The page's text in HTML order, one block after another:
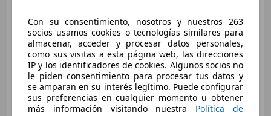
€ 26.400
Sin comparación
12/2021 54.500 km Gasolina 131 kW (178 CV)
Con su consentimiento, nosotros y nuestros 263
socios usamos cookies o tecnologías similares para
almacenar, acceder y procesar datos personales,
como sus visitas a esta página web, las direcciones
IP y los identificadores de cookies. Algunos socios no
le piden consentimiento para procesar tus datos y
se amparan en su interés legítimo. Puede configurar
sus preferencias en cualquier momento u obtener
más información visitando nuestra Política de